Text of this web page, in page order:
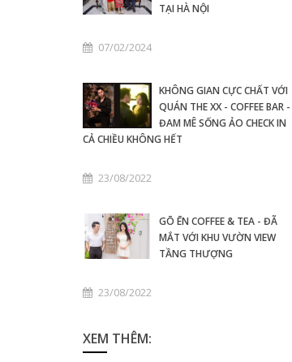
TẠI HÀ NỘI
07/02/2024
KHÔNG GIAN CỰC CHẤT VỚI
QUÁN THE XX - COFFEE BAR -
ĐAM MÊ SỐNG ẢO CHECK IN
CẢ CHIỀU KHÔNG HẾT
23/08/2022
GŌ ĒN COFFEE & TEA - ĐÃ
MẮT VỚI KHU VƯỜN VIEW
TẦNG THƯỢNG
23/08/2022
XEM THÊM: